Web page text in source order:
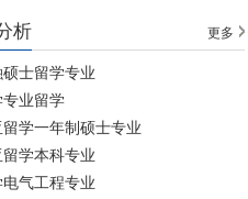
析 更多
士留学专业
业留学
学一年制硕士专业
学本科专业
气工程专业